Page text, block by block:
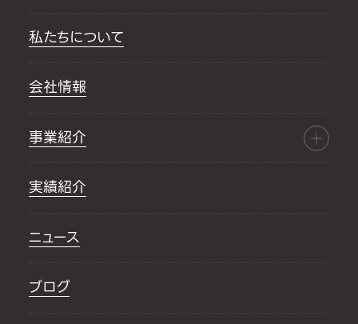
私たちについて
会社情報
事業紹介
実績紹介
ニュース
ブログ